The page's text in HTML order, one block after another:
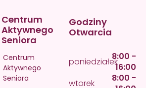
Centrum
Aktywnego
Seniora
Centrum
Aktywnego
Seniora
Godziny
Otwarcia
poniedziałek8:00 -
16:00
wtorek
8:00 -